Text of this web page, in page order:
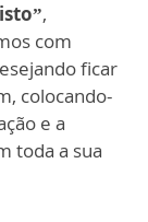
,
com
ficar
colocando-
e a
toda a sua